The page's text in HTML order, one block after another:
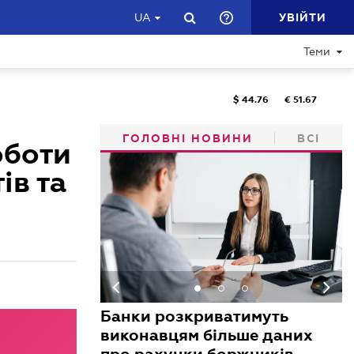
UA УВІЙТИ
Теми
$ 44.76 € 51.67
та
ГОЛОВНІ НОВИНИ ВСІ
Банки розкриватимуть
виконавцям більше даних